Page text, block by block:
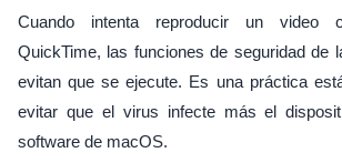
Cuando intenta reproducir un video
QuickTime, las funciones de seguridad de
evitan que se ejecute. Es una práctica
evitar que el virus infecte más el
software de macOS.